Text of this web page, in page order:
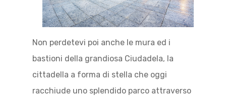
Non perdetevi poi anche le mura ed i
bastioni della grandiosa Ciudadela, la
cittadella a forma di stella che oggi
racchiude uno splendido parco attraverso